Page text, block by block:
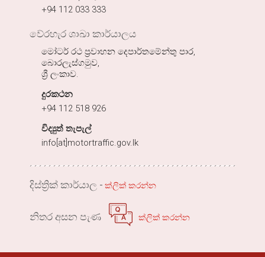
+94 112 033 333
වේරහැර ශාඛා කාර්යාලය
මෝටර් රථ ප්‍රවාහන දෙපාර්තමේන්තු පාර,
බොරලැස්ගමුව,
ශ්‍රී ලංකාව.
දුරකථන
+94 112 518 926
විද්‍යුත් තැපැල්
info[at]motortraffic.gov.lk
දිස්ත්‍රික් කාර්යාල - ක්ලික් කරන්න
නිතර අසන පැණ ක්ලික් කරන්න